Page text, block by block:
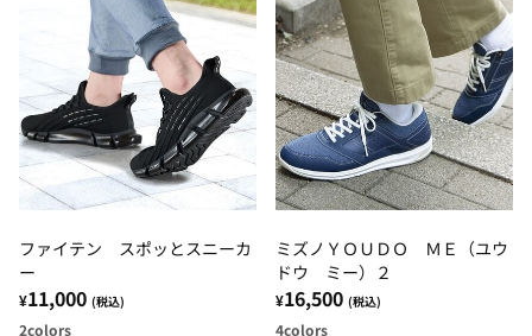
ファイテン スポッとスニーカ
ー
¥11,000 (税込)
2colors
ミズノＹＯＵＤＯ ＭＥ（ユウ
ドウ ミー）２
¥16,500 (税込)
4colors